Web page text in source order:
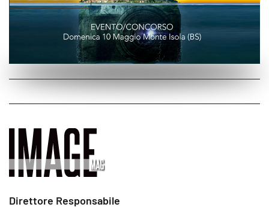
Direttore Responsabile